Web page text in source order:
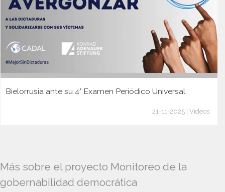
Bielorrusia ante su 4° Examen Periódico Universal
21-11-2025 | Videos
Más sobre el proyecto Monitoreo de la
gobernabilidad democrática